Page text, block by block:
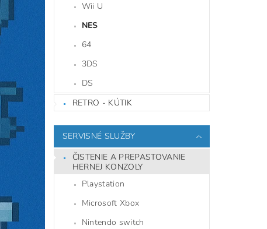
Wii U
NES
64
3DS
DS
RETRO - KÚTIK
SERVISNÉ SLUŽBY
ČISTENIE A PREPASTOVANIE
HERNEJ KONZOLY
Playstation
Microsoft Xbox
Nintendo switch